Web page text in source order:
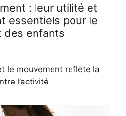
: leur utilité et
essentiels pour le
des enfants
le mouvement reflète la
l’activité